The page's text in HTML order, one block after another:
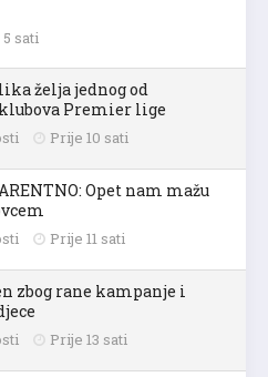
sati
želja jednog od
Premier lige
Prije 10 sati
Opet nam mažu
Prije 11 sati
zbog rane kampanje i
Prije 13 sati